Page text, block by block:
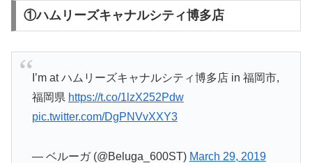
①ハムリーズキャナルシティ博多店
I’m at ハムリーズキャナルシティ博多店 in 福岡市,
福岡県 https://t.co/1lzX252Pdw
pic.twitter.com/DgPNVvXXY3
— ベルーガ (@Beluga_600ST) March 29, 2019